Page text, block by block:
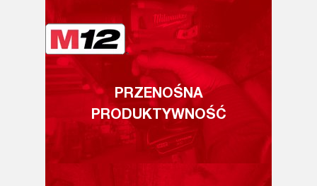
PRZENOŚNA
PRODUKTYWNOŚĆ